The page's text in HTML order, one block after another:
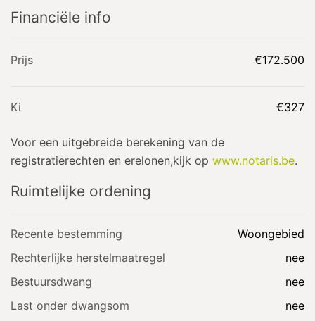
Financiële info
Prijs €172.500
Ki €327
Voor een uitgebreide berekening van de
registratierechten en erelonen,kijk op www.notaris.be.
Ruimtelijke ordening
Recente bestemming
Woongebied
Rechterlijke herstelmaatregel
nee
Bestuursdwang
nee
Last onder dwangsom
nee